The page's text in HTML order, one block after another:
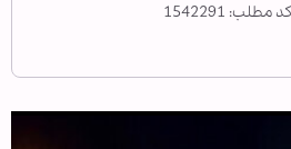
کد مطلب: 1542291